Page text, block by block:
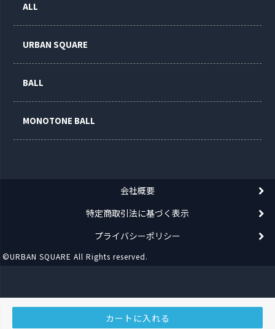
カートに入れる
ALL
URBAN SQUARE
BALL
MONOTONE BALL
会社概要
特定商取引法に基づく表示
プライバシーポリシー
©URBAN SQUARE All Rights reserved.